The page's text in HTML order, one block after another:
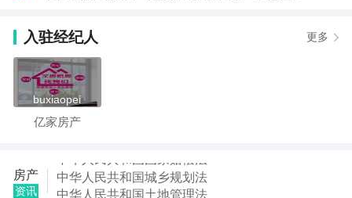
信息
【解孟宣】发布了【金丰花园】的租房信息
【解孟宣】发布了【金丰花园】的租房信息
【赵女士】发布了【鼓楼广场】的租房信息
【白红亮】发布了【康桥半岛】的租房信息
【姚辉】发布了【康桥半岛】的二手房信息
【王先生】发布了【花都大道与鄢望路老水】的二手
【郑亚琴】发布了【深海豪庭】的二手房信息
【袁朝阳】发布了【人民路商务局】的二手房信息
入驻经纪人 更多
buxiaopei
亿家房产
房产
资讯
中华人民共和国城乡规划法
中华人民共和国土地管理法